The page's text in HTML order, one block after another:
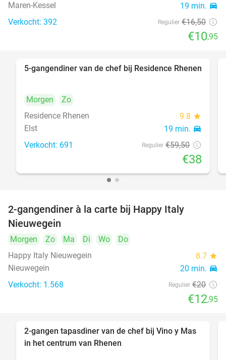
Maren-Kessel 19 min. directions_car
Verkocht: 392 Regulier €16,50
€10,95
36%
5-gangendiner van de chef bij Residence Rhenen
Morgen
Zo
Residence Rhenen
9.8 star
Elst 19 min. directions_car
Verkocht: 691 Regulier €59,50
€38
2-gangendiner à la carte bij Happy Italy
Nieuwegein
Morgen Zo Ma Di Wo
Do
Happy Italy Nieuwegein
8.7 star
Nieuwegein 20 min. directions_car
Verkocht: 1.568 Regulier €20
€12,95
33%
2-gangen tapasdiner van de chef bij Vino y Mas
in het centrum van Rhenen